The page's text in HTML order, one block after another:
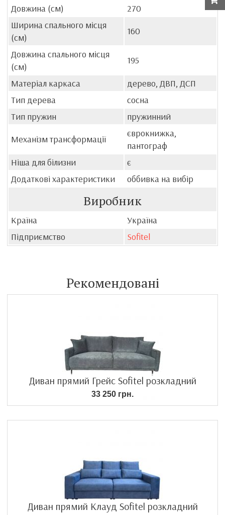
Довжина (см)
270
Ширина спального місця
(см)
160
Довжина спального місця
(см)
195
Матеріал каркаса
дерево, ДВП, ДСП
Тип дерева
сосна
Тип пружин
пружинний
Механізм трансформації
єврокнижка,
пантограф
Ніша для білизни
є
Додаткові характеристики
оббивка на вибір
Виробник
Країна
Україна
Підприємство
Sofitel
Рекомендовані
Диван прямий Грейс Sofitel розкладний
33 250 грн.
Диван прямий Клауд Sofitel розкладний